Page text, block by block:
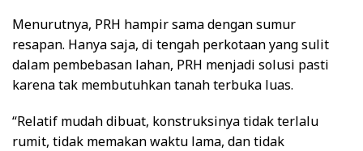
Menurutnya, PRH hampir sama dengan sumur
resapan. Hanya saja, di tengah perkotaan yang sulit
dalam pembebasan lahan, PRH menjadi solusi pasti
karena tak membutuhkan tanah terbuka luas.
“Relatif mudah dibuat, konstruksinya tidak terlalu
rumit, tidak memakan waktu lama, dan tidak